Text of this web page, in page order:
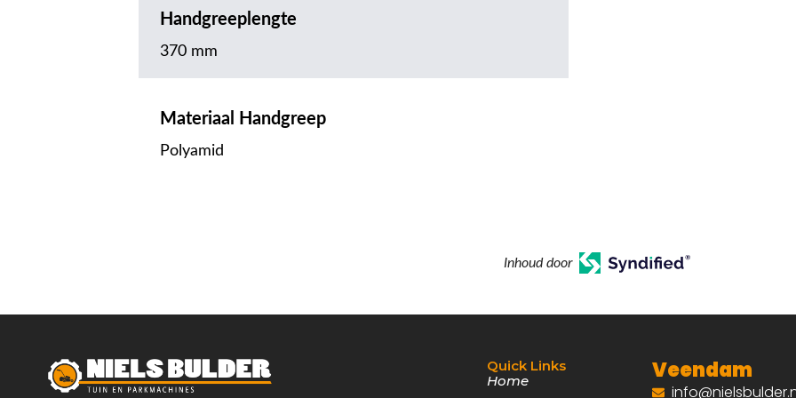
Handgreeplengte
370 mm
Materiaal Handgreep
Polyamid
Inhoud door
Quick Links
Home
Veendam